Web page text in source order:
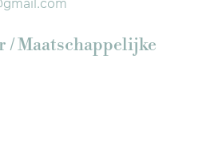
/ Maatschappelijke